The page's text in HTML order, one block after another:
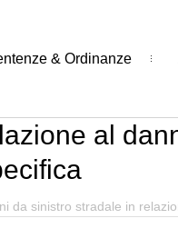
& Ordinanze
al
da sinistro stradale in